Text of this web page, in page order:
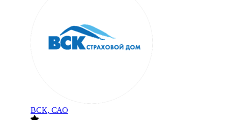
ВСК, САО